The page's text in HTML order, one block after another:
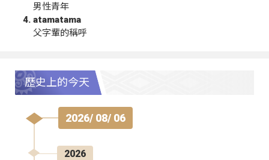
男性青年
atamatama
父字輩的稱呼
歷史上的今天
2026/ 08/ 06
2026